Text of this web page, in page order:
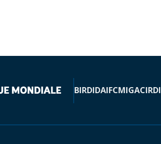
BIRDIDAIFCMIGACIRDI